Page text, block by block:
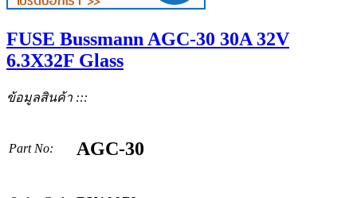
FUSE Bussmann AGC-30 30A 32V
6.3X32F Glass
ข้อมูลสินค้า :::
Part No: AGC-30